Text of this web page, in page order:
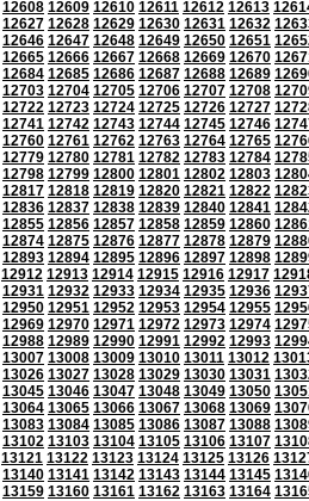
12608 12609 12610 12611 12612 12613
12627 12628 12629 12630 12631 12632
12646 12647 12648 12649 12650 12651
12665 12666 12667 12668 12669 12670
12684 12685 12686 12687 12688 12689
12703 12704 12705 12706 12707 12708
12722 12723 12724 12725 12726 12727
12741 12742 12743 12744 12745 12746
12760 12761 12762 12763 12764 12765
12779 12780 12781 12782 12783 12784
12798 12799 12800 12801 12802 12803
12817 12818 12819 12820 12821 12822
12836 12837 12838 12839 12840 12841
12855 12856 12857 12858 12859 12860
12874 12875 12876 12877 12878 12879
12893 12894 12895 12896 12897 12898
12912 12913 12914 12915 12916 12917
12931 12932 12933 12934 12935 12936
12950 12951 12952 12953 12954 12955
12969 12970 12971 12972 12973 12974
12988 12989 12990 12991 12992 12993
13007 13008 13009 13010 13011 13012
13026 13027 13028 13029 13030 13031
13045 13046 13047 13048 13049 13050
13064 13065 13066 13067 13068 13069
13083 13084 13085 13086 13087 13088
13102 13103 13104 13105 13106 13107
13121 13122 13123 13124 13125 13126
13140 13141 13142 13143 13144 13145
13159 13160 13161 13162 13163 13164